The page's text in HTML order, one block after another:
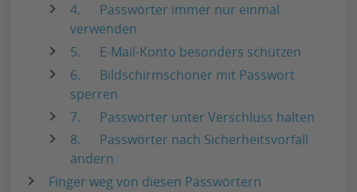
4. Passwörter immer nur einmal
verwenden
5. E-Mail-Konto besonders schützen
6. Bildschirmschoner mit Passwort
sperren
7. Passwörter unter Verschluss halten
8. Passwörter nach Sicherheitsvorfall
ändern
Finger weg von diesen Passwörtern